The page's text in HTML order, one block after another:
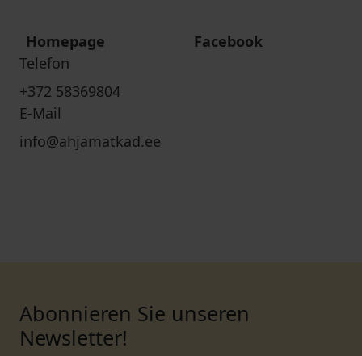
Homepage
Facebook
Telefon
+372 58369804
E-Mail
info@ahjamatkad.ee
Abonnieren Sie unseren
Newsletter!